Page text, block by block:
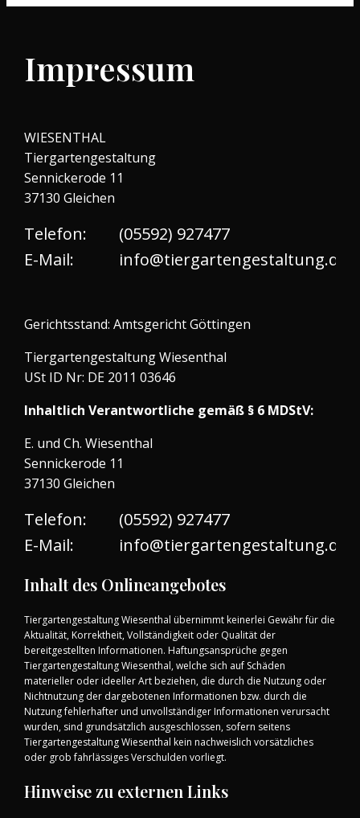
springen
Impressum
WIESENTHAL
Tiergartengestaltung
Sennickerode 11
37130 Gleichen
Telefon:
(05592) 927477
E-Mail:
info@tiergartengestaltung.de
Gerichtsstand: Amtsgericht Göttingen
Tiergartengestaltung Wiesenthal
USt ID Nr: DE 2011 03646
Inhaltlich Verantwortliche gemäß § 6 MDStV:
E. und Ch. Wiesenthal
Sennickerode 11
37130 Gleichen
Telefon:
(05592) 927477
E-Mail:
info@tiergartengestaltung.de
Inhalt des Onlineangebotes
Tiergartengestaltung Wiesenthal übernimmt keinerlei Gewähr für die
Aktualität, Korrektheit, Vollständigkeit oder Qualität der
bereitgestellten Informationen. Haftungsansprüche gegen
Tiergartengestaltung Wiesenthal, welche sich auf Schäden
materieller oder ideeller Art beziehen, die durch die Nutzung oder
Nichtnutzung der dargebotenen Informationen bzw. durch die
Nutzung fehlerhafter und unvollständiger Informationen verursacht
wurden, sind grundsätzlich ausgeschlossen, sofern seitens
Tiergartengestaltung Wiesenthal kein nachweislich vorsätzliches
oder grob fahrlässiges Verschulden vorliegt.
Hinweise zu externen Links